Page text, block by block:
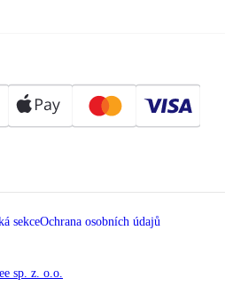
sekceOchrana osobních údajů
sp. z. o.o.